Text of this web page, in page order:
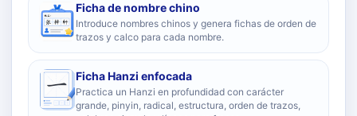
Ficha de nombre chino
Introduce nombres chinos y genera fichas de orden de
trazos y calco para cada nombre.
Ficha Hanzi enfocada
Practica un Hanzi en profundidad con carácter
grande, pinyin, radical, estructura, orden de trazos,